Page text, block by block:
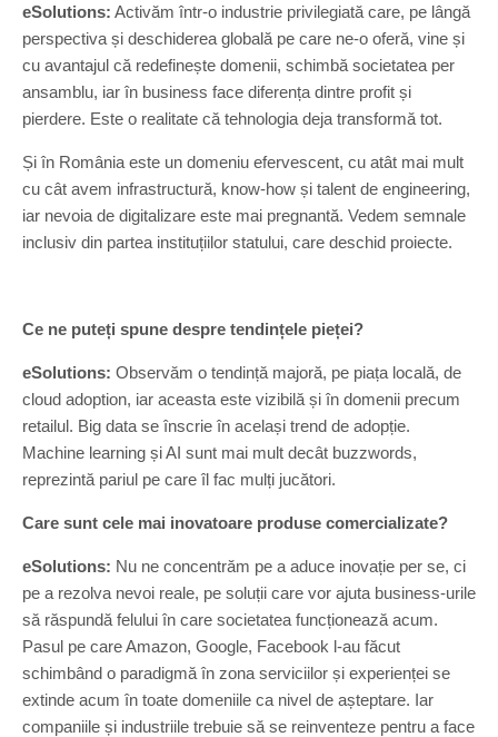
eSolutions: Activăm într-o industrie privilegiată care, pe lângă
perspectiva și deschiderea globală pe care ne-o oferă, vine și
cu avantajul că redefinește domenii, schimbă societatea per
ansamblu, iar în business face diferența dintre profit și
pierdere. Este o realitate că tehnologia deja transformă tot.
Și în România este un domeniu efervescent, cu atât mai mult
cu cât avem infrastructură, know-how și talent de engineering,
iar nevoia de digitalizare este mai pregnantă. Vedem semnale
inclusiv din partea instituțiilor statului, care deschid proiecte.
Ce ne puteți spune despre tendințele pieței?
eSolutions: Observăm o tendință majoră, pe piața locală, de
cloud adoption, iar aceasta este vizibilă și în domenii precum
retailul. Big data se înscrie în același trend de adopție.
Machine learning și AI sunt mai mult decât buzzwords,
reprezintă pariul pe care îl fac mulți jucători.
Care sunt cele mai inovatoare produse comercializate?
eSolutions: Nu ne concentrăm pe a aduce inovație per se, ci
pe a rezolva nevoi reale, pe soluții care vor ajuta business-urile
să răspundă felului în care societatea funcționează acum.
Pasul pe care Amazon, Google, Facebook l-au făcut
schimbând o paradigmă în zona serviciilor și experienței se
extinde acum în toate domeniile ca nivel de așteptare. Iar
companiile și industriile trebuie să se reinventeze pentru a face